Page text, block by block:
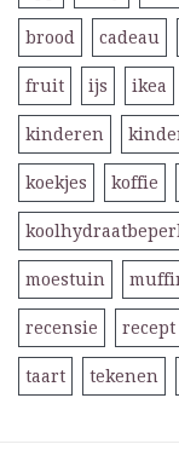
brood cadeau
fruit ijs ikea
kinderen
koekjes koffie
moestuin
recensie recept
taart tekenen